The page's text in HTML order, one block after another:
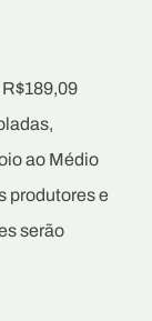
ao Médio
produtores e
serão